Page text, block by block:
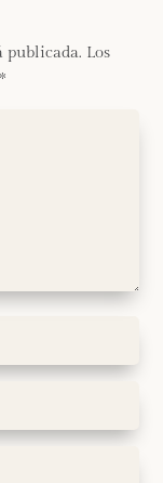
publicada. Los
*